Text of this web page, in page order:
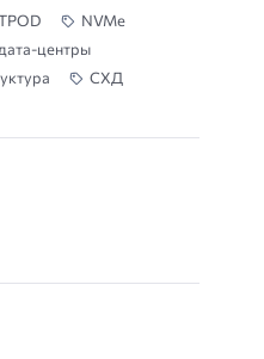
NVMe
центры
СХД